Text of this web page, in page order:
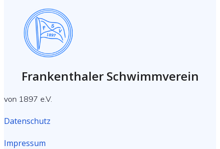
Frankenthaler Schwimmverein
von 1897 e.V.
Datenschutz
Impressum